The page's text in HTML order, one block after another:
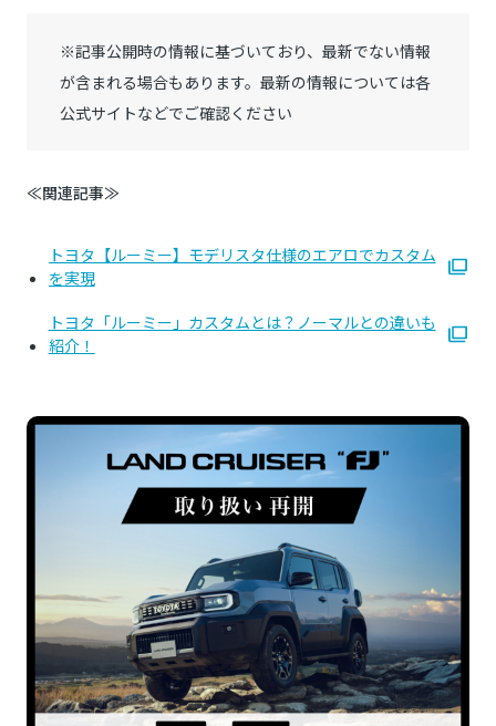
※記事公開時の情報に基づいており、最新でない情報
が含まれる場合もあります。最新の情報については各
公式サイトなどでご確認ください
≪関連記事≫
トヨタ【ルーミー】モデリスタ仕様のエアロでカスタム
を実現
トヨタ「ルーミー」カスタムとは？ノーマルとの違いも
紹介！